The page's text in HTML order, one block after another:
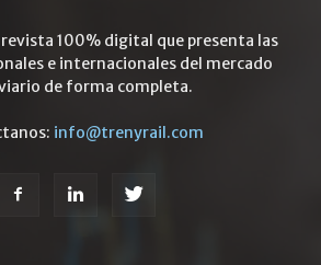
revista 100% digital que presenta las
e internacionales del mercado
de forma completa.
info@trenyrail.com